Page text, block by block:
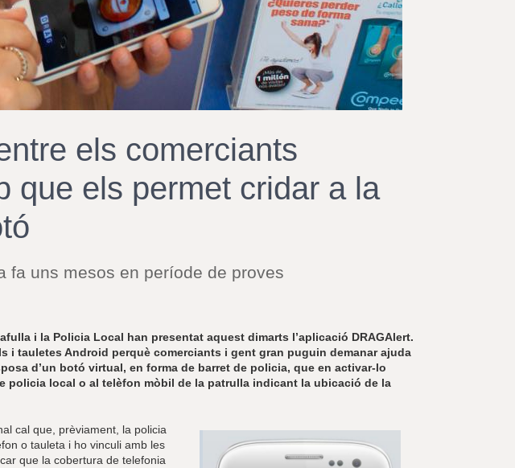
r
a
u
s
l
els comerciants
que els permet cridar a la
fa uns mesos en període de proves
i la Policia Local han presentat aquest dimarts l’aplicació DRAGAlert.
i tauletes Android perquè comerciants i gent gran puguin demanar ajuda
d’un botó virtual, en forma de barret de policia, que en activar-lo
policia local o al telèfon mòbil de la patrulla indicant la ubicació de la
cal que, prèviament, la policia
o tauleta i ho vinculi amb les
que la cobertura de telefonia